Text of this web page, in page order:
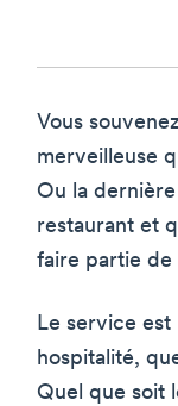
Vous
merveilleuse
Ou la
restaurant et
faire partie de
Le service
hospitalité,
Quel que soit